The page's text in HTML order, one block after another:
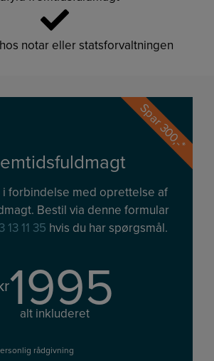
notar eller statsforvaltningen
Spar 300,-*
forbindelse med oprettelse af
Bestil via denne formular
13 11 35 hvis du har spørgsmål.
1995
alt inkluderet
rådgivning